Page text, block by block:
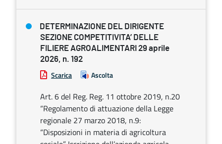
DETERMINAZIONE DEL DIRIGENTE
SEZIONE COMPETITIVITA’ DELLE
FILIERE AGROALIMENTARI 29 aprile
2026, n. 192
Scarica Ascolta
Art. 6 del Reg. Reg. 11 ottobre 2019, n.20
“Regolamento di attuazione della Legge
regionale 27 marzo 2018, n.9:
“Disposizioni in materia di agricoltura